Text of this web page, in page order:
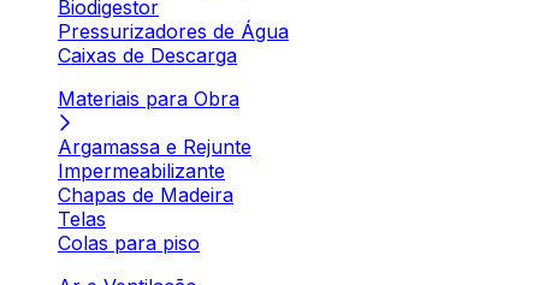
Biodigestor
Pressurizadores de Água
Caixas de Descarga
Materiais para Obra
Argamassa e Rejunte
Impermeabilizante
Chapas de Madeira
Telas
Colas para piso